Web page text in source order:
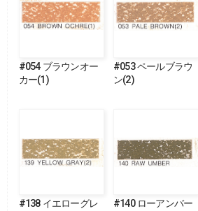
#054 ブラウンオー
カー(1)
#053 ペールブラウ
ン(2)
#138 イエローグレ
#140 ローアンバー